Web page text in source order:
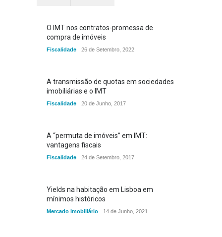
O IMT nos contratos-promessa de
compra de imóveis
Fiscalidade 26 de Setembro, 2022
A transmissão de quotas em sociedades
imobiliárias e o IMT
Fiscalidade 20 de Junho, 2017
A “permuta de imóveis” em IMT:
vantagens fiscais
Fiscalidade 24 de Setembro, 2017
Yields na habitação em Lisboa em
mínimos históricos
Mercado Imobiliário 14 de Junho, 2021